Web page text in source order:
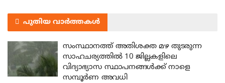
പുതിയ വാർത്തകൾ
സംസ്ഥാനത്ത് അതിശക്ത മഴ തുടരുന്ന
സാഹചര്യത്തിൽ 10 ജില്ലകളിലെ
വിദ്യാഭ്യാസ സ്ഥാപനങ്ങൾക്ക് നാളെ
സമ്പൂർണ അവധി